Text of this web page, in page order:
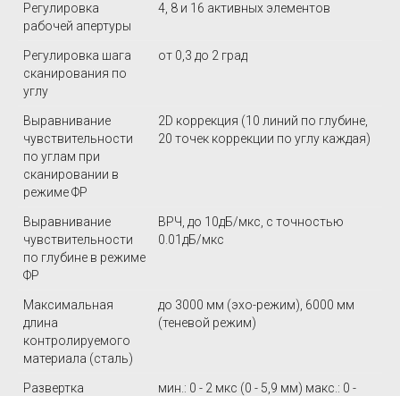
Регулировка
рабочей апертуры
4, 8 и 16 активных элементов
Регулировка шага
сканирования по
углу
от 0,3 до 2 град
Выравнивание
чувствительности
по углам при
сканировании в
режиме ФР
2D коррекция (10 линий по глубине,
20 точек коррекции по углу каждая)
Выравнивание
чувствительности
по глубине в режиме
ФР
ВРЧ, до 10дБ/мкс, с точностью
0.01дБ/мкс
Максимальная
длина
контролируемого
материала (сталь)
до 3000 мм (эхо-режим), 6000 мм
(теневой режим)
Развертка
мин.: 0 - 2 мкс (0 - 5,9 мм) макс.: 0 -